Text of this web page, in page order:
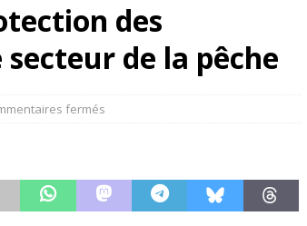
des
de la pêche
fermés